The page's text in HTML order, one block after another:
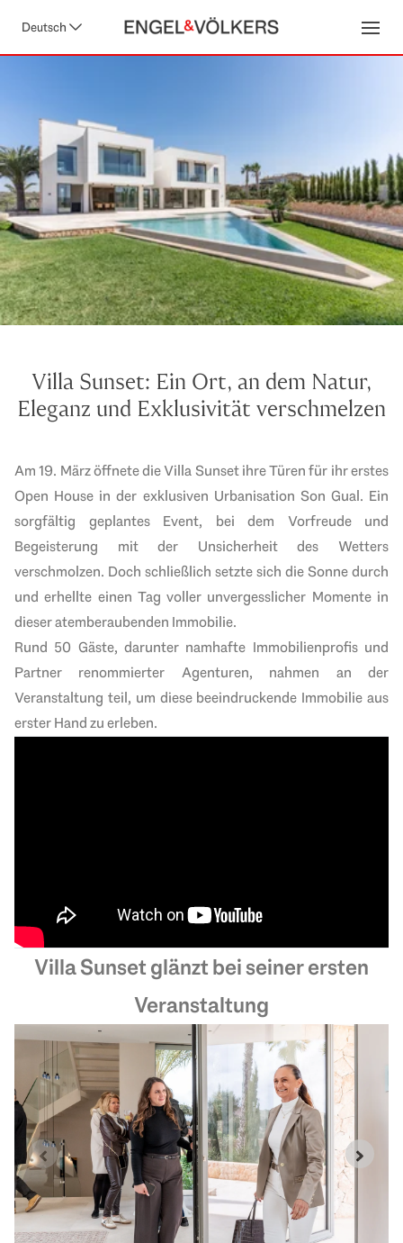
Deutsch
Villa Sunset: Ein Ort, an dem Natur,
Eleganz und Exklusivität verschmelzen
Am 19. März öffnete dieVilla Sunsetihre Türen für ihr erstes
Open House in der exklusiven Urbanisation Son Gual. Ein
sorgfältig geplantes Event, bei dem Vorfreude und
Begeisterung mit der Unsicherheit des Wetters
verschmolzen. Doch schließlich setzte sich die Sonne durch
und erhellte einen Tag voller unvergesslicher Momente in
dieser atemberaubenden Immobilie.
Rund 50 Gäste, darunter namhafte Immobilienprofis und
Partner renommierter Agenturen, nahmen an der
Veranstaltung teil, um diese beeindruckende Immobilie aus
erster Hand zu erleben.
Villa Sunset glänzt bei seiner ersten
Veranstaltung